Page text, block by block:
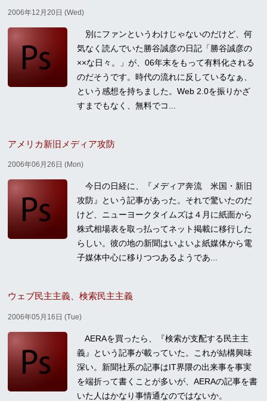
2006年12月20日 (Wed)
別にファンというわけじゃないのだけど、何
気なく読んでいた勝谷誠彦の日記「勝谷誠彦の
××な日々。」が、06年末をもって有料化される
のだそうです。時代の流れに反しているなぁ、
という感想を持ちました。Web 2.0を振りかざ
すまでもなく、無料でコ...
アメリカ新旧メディア攻防
2006年06月26日 (Mon)
今日の日経に、『メディア奔流 米国・新旧
攻防』という記事があった。それで驚いたのだ
けど、ニューヨークタイムズは４月に紙面から
株式相場表を取っ払ってネット掲載に移行した
らしい。彼の地の新聞はいよいよ紙媒体から電
子媒体中心に移りつつあるようであ...
ウェブ民主主義、検索民主主義
2006年05月16日 (Tue)
AERAを買ったら、『検索が支配する民主主
義』という記事が載っていた。これが結構興味
深い。新聞社系の記事はIT界隈の出来事を事実
を端折って書くことが多いが、AERAの記事を書
いた人はかなり事情通なのではないか。